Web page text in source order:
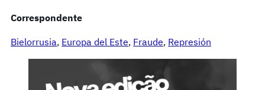
Correspondente
Bielorrusia, Europa del Este, Fraude, Represión